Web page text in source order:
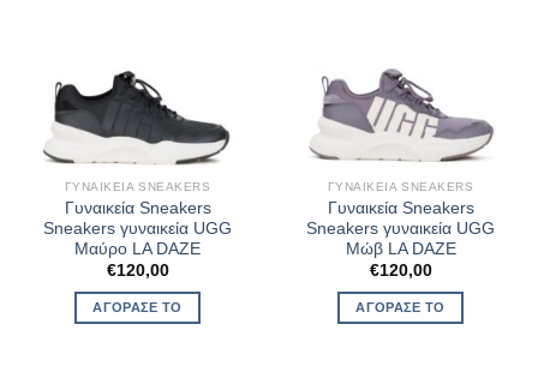
ΓΥΝΑΙΚΕΊΑ SNEAKERS
Γυναικεία Sneakers
Sneakers γυναικεία UGG
Μαύρο LA DAZE
€120,00
ΑΓΌΡΑΣΈ ΤΟ
ΓΥΝΑΙΚΕΊΑ SNEAKERS
Γυναικεία Sneakers
Sneakers γυναικεία UGG
Μώβ LA DAZE
€120,00
ΑΓΌΡΑΣΈ ΤΟ